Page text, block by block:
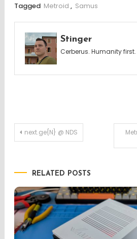
Tagged Metroid , Samus
Stinger
Cerberus. Humanity first.
Post
next.ge{N} @ NDS
RELATED POSTS